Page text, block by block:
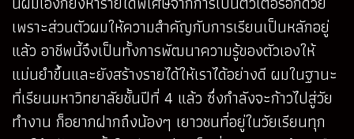
เพราะส่วนตัวผมให้ความสำคัญกับการเรียนเป็นหลักอยู่
แล้ว อาชีพนี้จึงเป็นทั้งการพัฒนาความรู้ของตัวเองให้
แม่นยำขึ้นและยังสร้างรายได้ให้เราได้อย่างดี ผมในฐานะ
ที่เรียนมหาวิทยาลัยชั้นปีที่ 4 แล้ว ซึ่งกำลังจะก้าวไปสู่วัย
ทำงาน ก็อยากฝากถึงน้องๆ เยาวชนที่อยู่ในวัยเรียนทุก